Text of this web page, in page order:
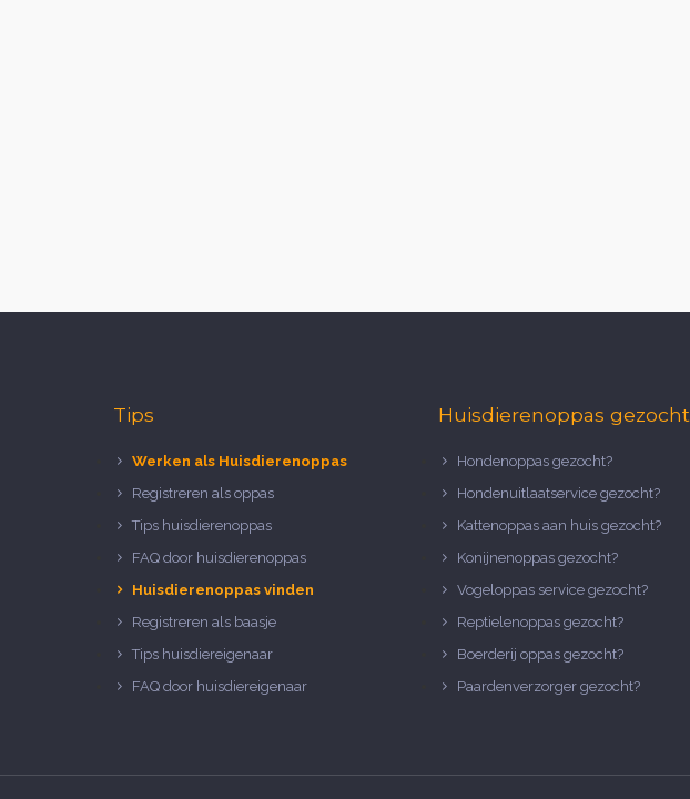
Tips
Werken als Huisdierenoppas
Registreren als oppas
Tips huisdierenoppas
FAQ door huisdierenoppas
Huisdierenoppas vinden
Registreren als baasje
Tips huisdiereigenaar
FAQ door huisdiereigenaar
Huisdierenoppas gezocht
Hondenoppas gezocht?
Hondenuitlaatservice gezocht?
Kattenoppas aan huis gezocht?
Konijnenoppas gezocht?
Vogeloppas service gezocht?
Reptielenoppas gezocht?
Boerderij oppas gezocht?
Paardenverzorger gezocht?